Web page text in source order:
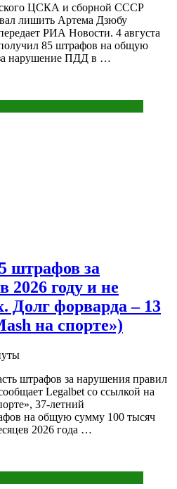
ЦСКА и сборной СССР
лишить Артема Дзюбу
РИА Новости. 4 августа
85 штрафов на общую
нарушение ПДД в …
штрафов за
году и не
Долг форварда – 13
на спорте»)
штрафов за нарушения правил
Legalbet со ссылкой на
37-летний
на общую сумму 100 тысяч
2026 года …